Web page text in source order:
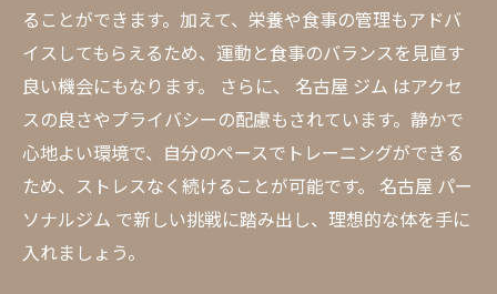
ることができます。加えて、栄養や食事の管理もアドバ
イスしてもらえるため、運動と食事のバランスを見直す
良い機会にもなります。 さらに、 名古屋 ジム はアクセ
スの良さやプライバシーの配慮もされています。静かで
心地よい環境で、自分のペースでトレーニングができる
ため、ストレスなく続けることが可能です。 名古屋 パー
ソナルジム で新しい挑戦に踏み出し、理想的な体を手に
入れましょう。